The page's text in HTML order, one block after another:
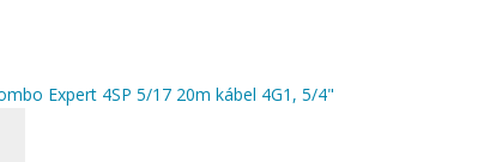
Expert 4SP 5/17 20m kábel 4G1, 5/4"